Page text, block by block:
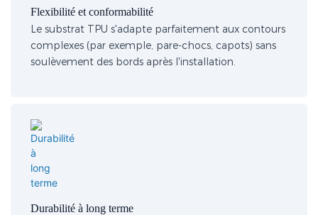
Flexibilité et conformabilité
Le substrat TPU s'adapte parfaitement aux contours
complexes (par exemple, pare-chocs, capots) sans
soulèvement des bords après l'installation.
Durabilité à long terme